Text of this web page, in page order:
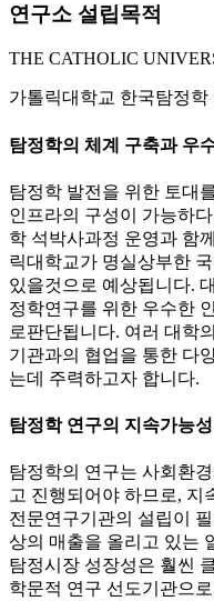
연구소 설립목적
THE CATHOLIC
가톨릭대학교 한국탐정학
탐정학의 체계 구축과 우
탐정학 발전을 위한 토대
인프라의 구성이 가능하
학 석박사과정 운영과 함
릭대학교가 명실상부한
있을것으로 예상됩니다.
정학연구를 위한 우수한
로판단됩니다. 여러 대학
기관과의 협업을 통한 다
는데 주력하고자 합니다.
탐정학 연구의 지속가능
탐정학의 연구는 사회환
고 진행되어야 하므로, 지
전문연구기관의 설립이
상의 매출을 올리고 있는
탐정시장 성장성은 훨씬
학문적 연구 선도기관으